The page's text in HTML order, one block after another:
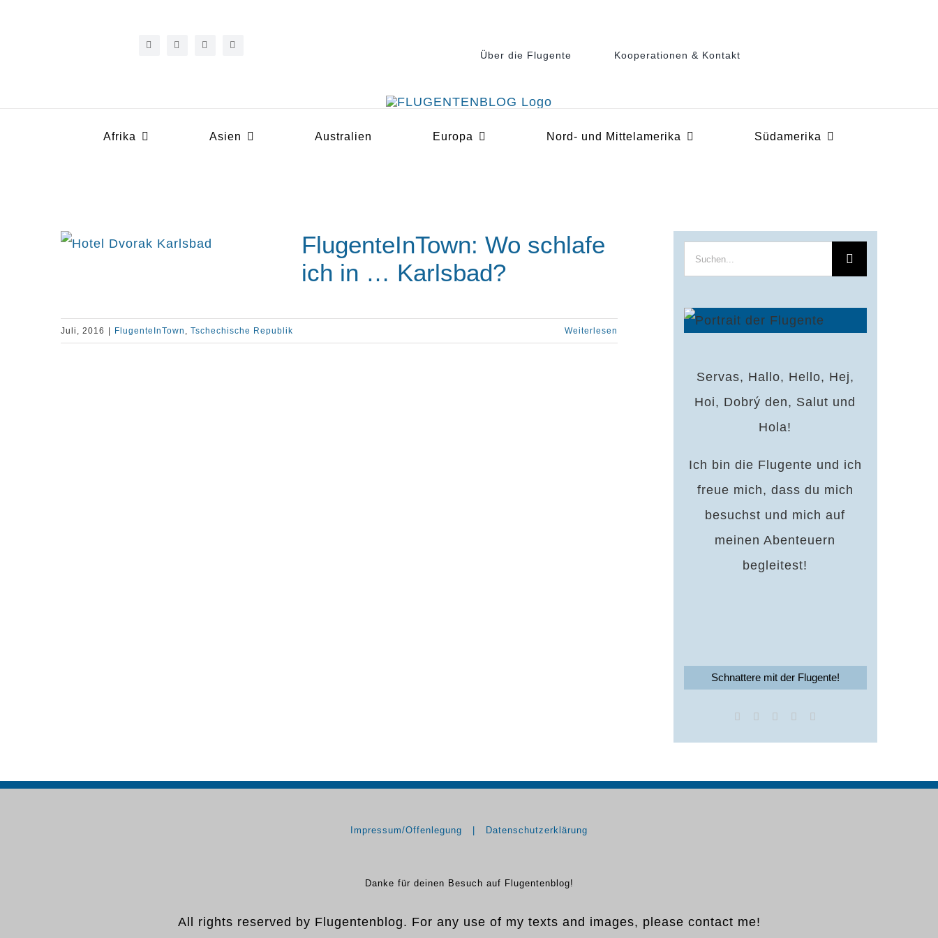
Über die Flugente Kooperationen & Kontakt
Afrika Asien Australien Europa Nord- und Mittelamerika Südamerika
FlugenteInTown: Wo schlafe
ich in … Karlsbad?
Juli, 2016 FlugenteInTown , Tschechische Republik Weiterlesen
Suche
nach:
Servas, Hallo, Hello, Hej,
Hoi, Dobrý den, Salut und
Hola!
Ich bin die Flugente und ich
freue mich, dass du mich
besuchst und mich auf
meinen Abenteuern
begleitest!
Schnattere mit der Flugente!
Impressum/Offenlegung Datenschutzerklärung
Danke für deinen Besuch auf Flugentenblog!
All rights reserved by Flugentenblog. For any use of my texts and images, please contact me!